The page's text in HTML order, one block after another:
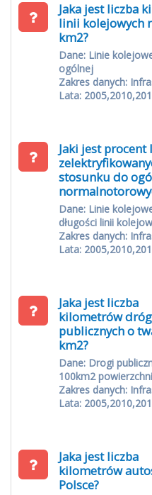
Jaka jest liczba
linii kolejowych
km2?
Dane: Linie
ogólnej
Zakres danych:
Lata:
Jaki jest procent
stosunku do
Dane: Linie
długości linii
Zakres danych:
Lata:
Jaka jest liczba
kilometrów dróg
publicznych o
km2?
Dane: Drogi
100km2
Zakres danych:
Lata:
Jaka jest liczba
kilometrów
Polsce?